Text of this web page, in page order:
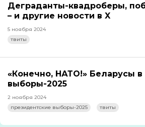
Деграданты-квадроберы,
– и другие новости в X
5 ноября 2024
твиты
«Конечно, НАТО!» Беларусы в
выборы-2025
2 ноября 2024
президентские выборы-2025
твиты